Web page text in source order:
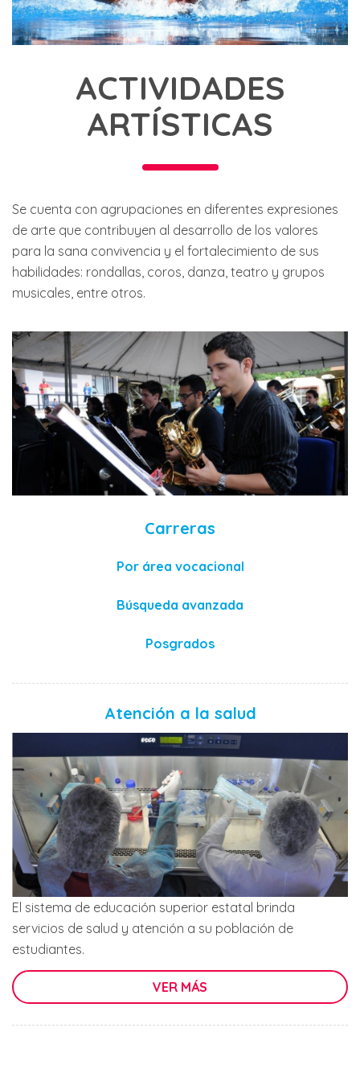
ACTIVIDADES
ARTÍSTICAS
Se cuenta con agrupaciones en diferentes expresiones
de arte que contribuyen al desarrollo de los valores
para la sana convivencia y el fortalecimiento de sus
habilidades: rondallas, coros, danza, teatro y grupos
musicales, entre otros.
Carreras
Por área vocacional
Búsqueda avanzada
Posgrados
Atención a la salud
El sistema de educación superior estatal brinda
servicios de salud y atención a su población de
estudiantes.
VER MÁS